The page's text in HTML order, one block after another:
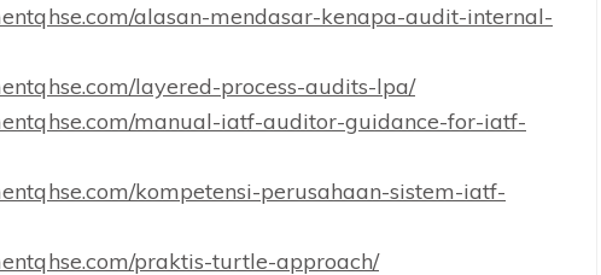
alasan-mendasar-kenapa-audit-internal-
layered-process-audits-lpa/
manual-iatf-auditor-guidance-for-iatf-
kompetensi-perusahaan-sistem-iatf-
praktis-turtle-approach/